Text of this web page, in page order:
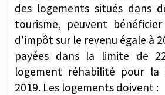
des logements situés dans
tourisme, peuvent
d'impôt sur le revenu égale à
payées dans la limite de
logement réhabilité pour la
2019. Les logements doivent :